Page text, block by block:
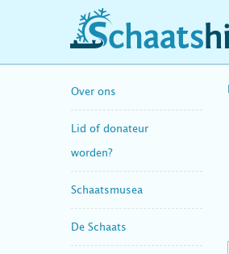
schaatshistorie.nl
Over ons
Lid of donateur
worden?
Schaatsmusea
De Schaats